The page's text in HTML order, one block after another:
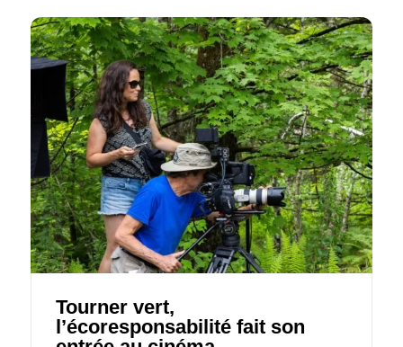
Tourner vert,
l’écoresponsabilité fait son